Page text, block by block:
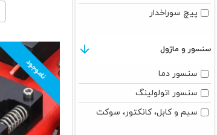
پیچ سوراخدار
سنسور و ماژول
سنسور دما
سنسور اتولولینگ
سیم و کابل، کانکتور، سوکت
ناموجود